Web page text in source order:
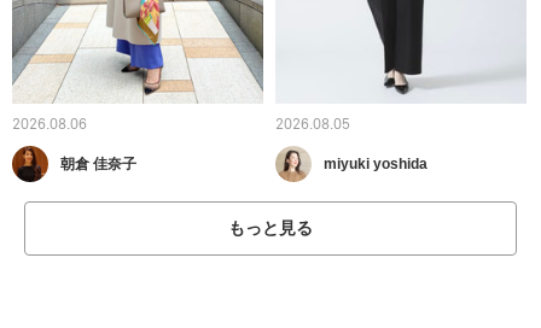
2026.08.06
朝倉 佳奈子
2026.08.05
miyuki yoshida
もっと見る